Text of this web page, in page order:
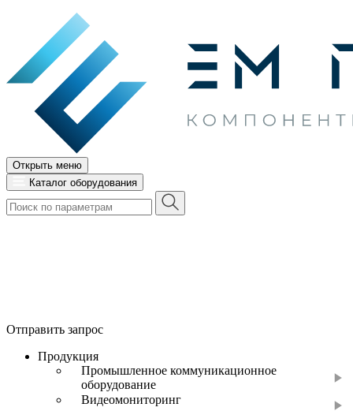
Открыть меню
Каталог оборудования
Отправить запрос
Продукция
Промышленное коммуникационное
оборудование
Видеомониторинг